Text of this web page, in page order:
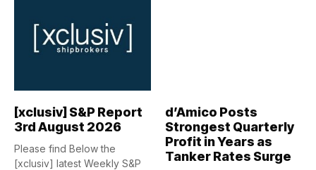
[xclusiv] S&P Report
3rd August 2026
Please find Below the
[xclusiv] latest Weekly S&P
d’Amico Posts
Strongest Quarterly
Profit in Years as
Tanker Rates Surge